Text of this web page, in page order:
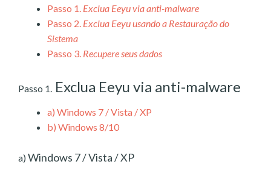
Passo 1. Exclua Eeyu via anti-malware
Passo 2. Exclua Eeyu usando a Restauração do
Sistema
Passo 3. Recupere seus dados
Passo 1. Exclua Eeyu via anti-malware
a) Windows 7 / Vista / XP
b) Windows 8/10
a) Windows 7 / Vista / XP